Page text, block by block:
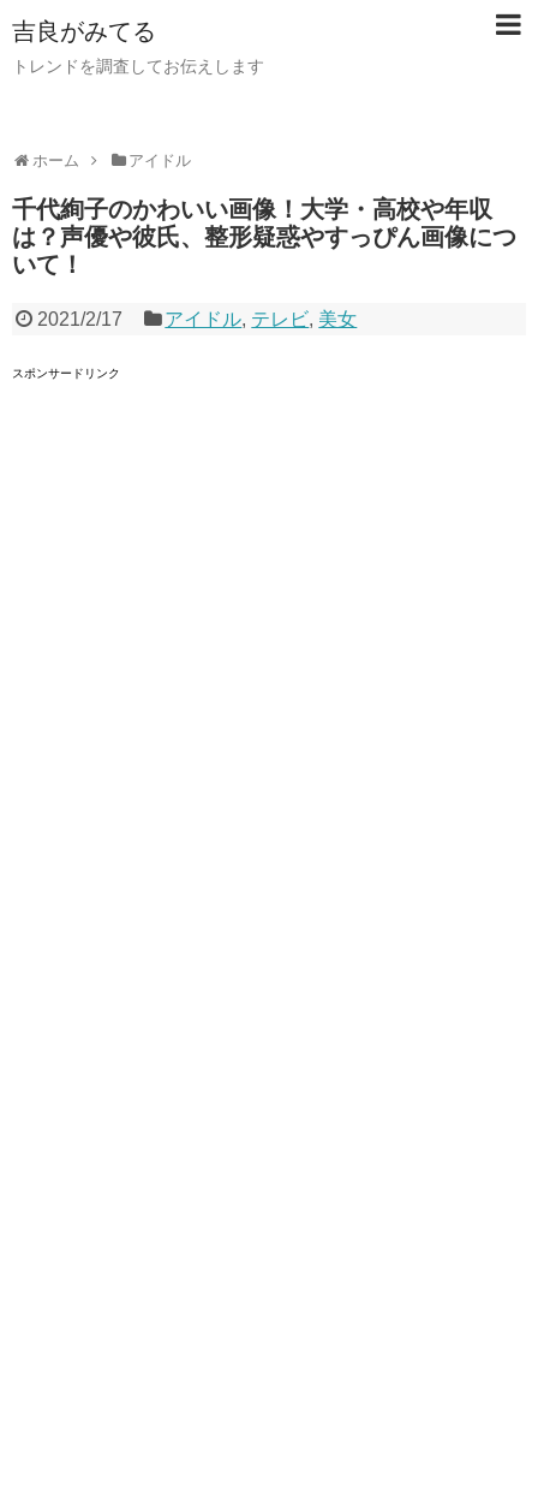
吉良がみてる
トレンドを調査してお伝えします
ホーム アイドル
千代絢子のかわいい画像！大学・高校や年収
は？声優や彼氏、整形疑惑やすっぴん画像につ
いて！
2021/2/17 アイドル, テレビ, 美女
スポンサードリンク